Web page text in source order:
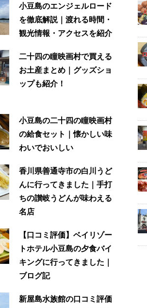
小豆島のエンジェルロード
を徹底解説｜渡れる時間・
観光情報・アクセスを紹介
二十四の瞳映画村で買える
お土産まとめ｜グッズショ
ップも紹介！
小豆島の二十四の瞳映画村
の給食セット｜懐かしい味
わいでおいしい
香川県善通寺市の白川うど
んに行ってきました｜手打
ちの讃岐うどんが味わえる
名店
【口コミ評価】ベイリゾー
トホテル小豆島の夕食バイ
キングに行ってきました｜
ブログ記
新屋島水族館の口コミ評価